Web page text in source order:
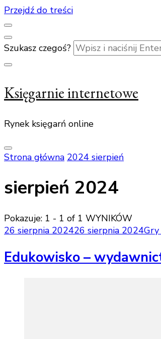
Przejdź do treści
Szukasz czegoś?
Księgarnie internetowe
Rynek księgarń online
Strona główna 2024 sierpień
sierpień 2024
Pokazuje: 1 - 1 of 1 WYNIKÓW
26 sierpnia 202426 sierpnia 2024Gry
Edukowisko –